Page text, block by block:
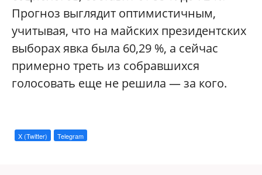
Прогноз выглядит оптимистичным,
учитывая, что на майских президентских
выборах явка была 60,29 %, а сейчас
примерно треть из собравшихся
голосовать еще не решила — за кого.
X (Twitter) Telegram